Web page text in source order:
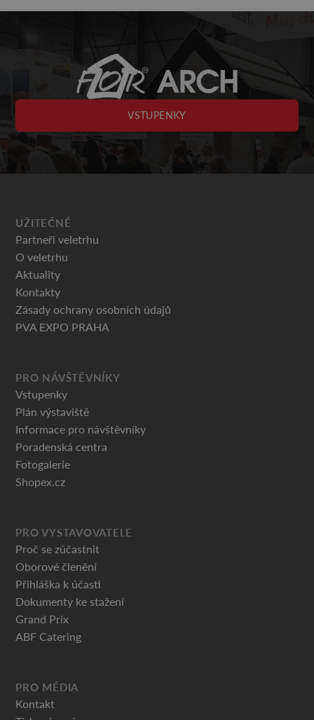
VSTUPENKY
UŽITEČNÉ
Partneři veletrhu
O veletrhu
Aktuality
Kontakty
Zásady ochrany osobních údajů
PVA EXPO PRAHA
PRO NÁVŠTĚVNÍKY
Vstupenky
Plán výstaviště
Informace pro návštěvníky
Poradenská centra
Fotogalerie
Shopex.cz
PRO VYSTAVOVATELE
Proč se zúčastnit
Oborové členění
Přihláška k účasti
Dokumenty ke stažení
Grand Prix
ABF Catering
PRO MÉDIA
Kontakt